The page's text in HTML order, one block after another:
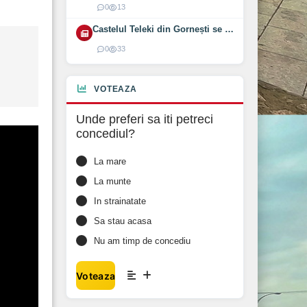
0 13
Castelul Teleki din Gornești se redeschide pe 1 august 2026
0 33
VOTEAZA
Unde preferi sa iti petreci
concediul?
La mare
La munte
In strainatate
Sa stau acasa
Nu am timp de concediu
Voteaza